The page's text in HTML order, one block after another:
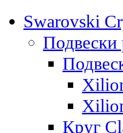
Swarovski
Круг